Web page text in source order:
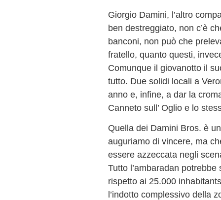
Giorgio Damini, l’altro
ben destreggiato, non c’è
banconi, non può che
fratello, quanto questi,
Comunque il giovanotto il
tutto. Due solidi locali a
anno e, infine, a dar la
Canneto sull’ Oglio e lo
Quella dei Damini Bros. è
auguriamo di vincere, ma
essere azzeccata negli
Tutto l’ambaradan
rispetto ai 25.000
l’indotto complessivo della